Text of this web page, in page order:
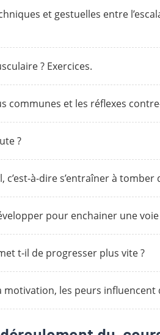
et gestuelles entre
? Exercices.
communes et les réflexes
?
à-dire s’entraîner à
pour enchainer une
t-il de progresser plus vite ?
motivation, les peurs